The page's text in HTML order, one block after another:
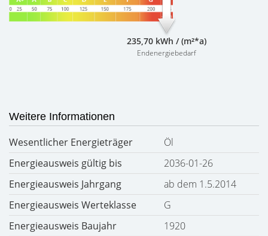
235,70 kWh / (m²*a)
Endenergiebedarf
Weitere Informationen
Wesentlicher Energieträger
Öl
Energieausweis gültig bis
2036-01-26
Energieausweis Jahrgang
ab dem 1.5.2014
Energieausweis Werteklasse
G
Energieausweis Baujahr
1920